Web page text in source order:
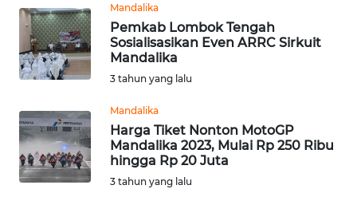
Mandalika
Pemkab Lombok Tengah
Sosialisasikan Even ARRC Sirkuit
Mandalika
3 tahun yang lalu
Mandalika
Harga Tiket Nonton MotoGP
Mandalika 2023, Mulai Rp 250 Ribu
hingga Rp 20 Juta
3 tahun yang lalu
WN
DAIRI
WN
TOBA
WN
NIAS